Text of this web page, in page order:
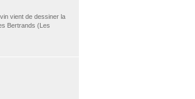
vient de dessiner la
Bertrands (Les